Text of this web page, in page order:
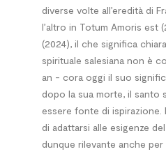
diverse volte all’eredità di
l’altro in Totum Amoris est
(2024), il che significa
spirituale salesiana non è
an - cora oggi il suo
dopo la sua morte, il santo
essere fonte di ispirazione.
di adattarsi alle esigenze
dunque rilevante anche